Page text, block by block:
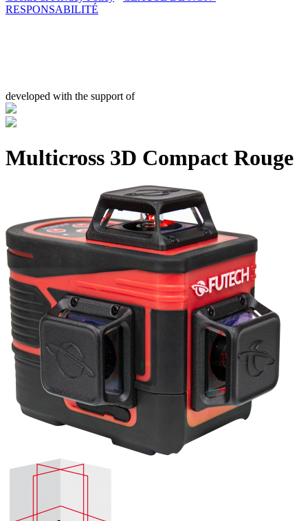
RESPONSABILITÉ
developed with the support of
Multicross 3D Compact Rouge